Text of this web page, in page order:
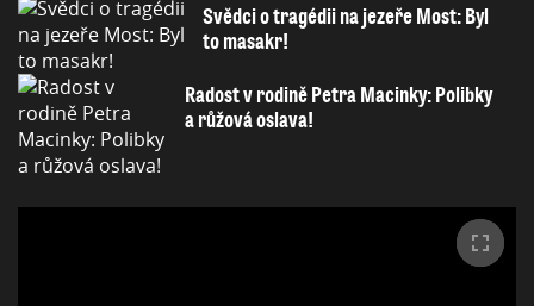
Svědci o tragédii na jezeře Most: Byl
to masakr!
Radost v rodině Petra Macinky: Polibky
a růžová oslava!